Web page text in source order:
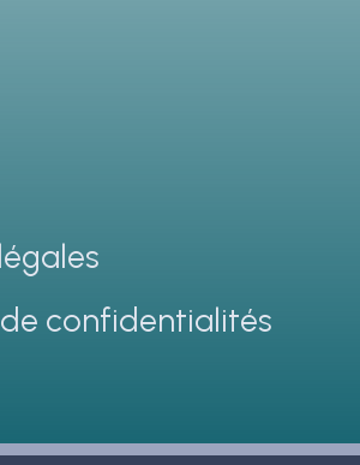
confidentialités